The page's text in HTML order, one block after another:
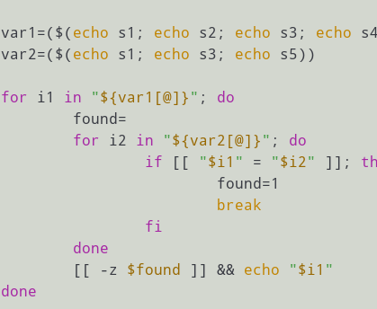
var1=($( echo s1; echo s2; echo s3; echo
var2=($( echo s1; echo s3; echo s5))
for i1 in "${var1[@]} " ; do
for
i2 in "${var2[@]} " ; do
if [[ "$i1 " = "$i2" ]];
break
fi
done
        [[ -z
$found ]] && echo "$i1 "
done